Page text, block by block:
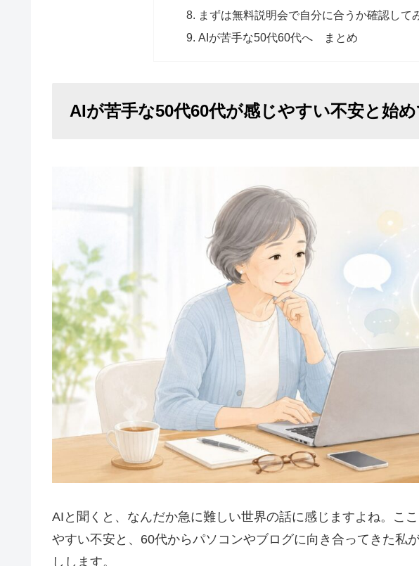
まずは無料説明会で自分に合うか確認して
AIが苦手な50代60代へ まとめ
AIが苦手な50代60代が感じやすい不安と始
AIと聞くと、なんだか急に難しい世界の話に感じますよね。こ
やすい不安と、60代からパソコンやブログに向き合ってきた私
しします。